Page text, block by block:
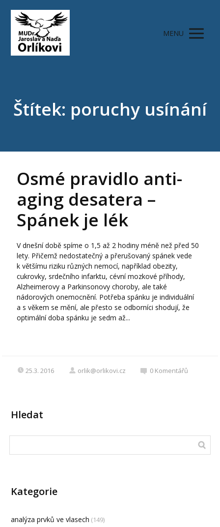
MENU
Štítek: poruchy usínání
Osmé pravidlo anti-
aging desatera –
Spánek je lék
V dnešní době spíme o 1,5 až 2 hodiny méně než před 50
lety. Přičemž nedostatečný a přerušovaný spánek vede
k většímu riziku různých nemocí, například obezity,
cukrovky, srdečního infarktu, cévní mozkové příhody,
Alzheimerovy a Parkinsonovy choroby, ale také
nádorových onemocnění. Potřeba spánku je individuální
a s věkem se mění, ale přesto se odborníci shodují, že
optimální doba spánku je sedm až...
25.3. 2016 orlik@orlikovi.cz 0 Komentářů
Hledat
Kategorie
analýza prvků ve vlasech (149)